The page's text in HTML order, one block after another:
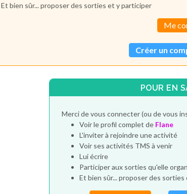
Et bien sûr... proposer des sorties et y participer
Me
Créer un
POUR EN
Merci de vous connecter (ou de vous
Voir le profil complet de Flane
L'inviter à rejoindre une activité
Voir ses activités TMS à venir
Lui écrire
Participer aux sorties qu'elle
Et bien sûr... proposer des